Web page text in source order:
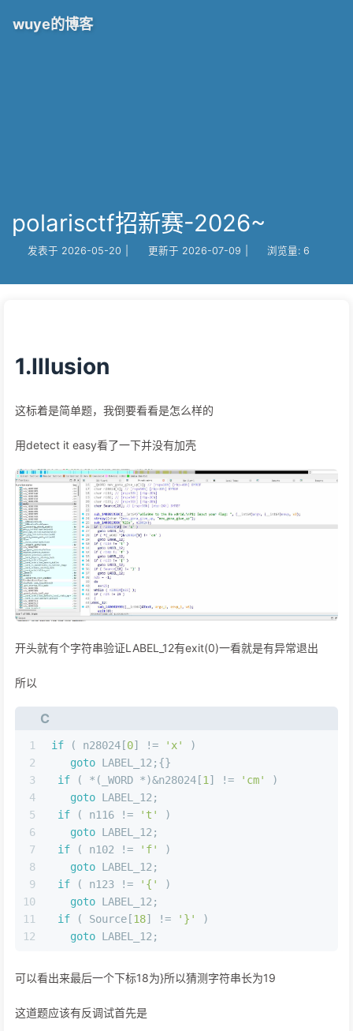
wuye的博客
polarisctf招新赛-2026~
发表于 2026-05-20 更新于 2026-07-09 浏览量: 6
1.Illusion
这标着是简单题，我倒要看看是怎么样的
用detect it easy看了一下并没有加壳
开头就有个字符串验证LABEL_12有exit(0)一看就是有异常退出
所以
C
1
2
3
4
5
6
7
8
9
10
11
12
if ( n28024[0] != 'x'
)
goto LABEL_12;{}
if ( *(_WORD *)&n28024[1] != 'cm'
)
goto LABEL_12;
if ( n116 != 't'
)
goto LABEL_12;
if ( n102 != 'f'
)
goto LABEL_12;
if ( n123 != '{'
)
goto LABEL_12;
if ( Source[18] != '}'
)
goto LABEL_12;
可以看出来最后一个下标18为}所以猜测字符串长为19
这道题应该有反调试首先是